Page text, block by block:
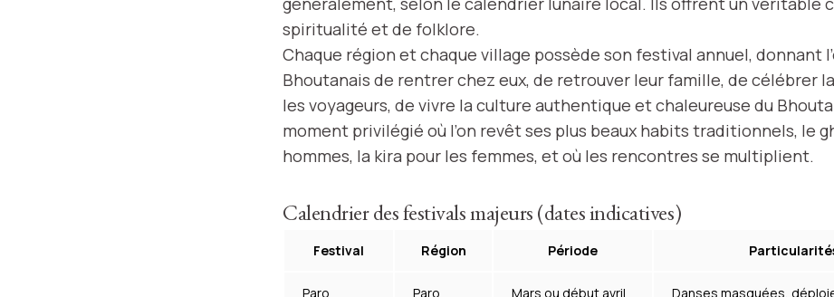
spiritualité et de folklore.
Chaque région et chaque village possède son festival annuel, donnant
Bhoutanais de rentrer chez eux, de retrouver leur famille, de célébrer
les voyageurs, de vivre la culture authentique et chaleureuse du
moment privilégié où l’on revêt ses plus beaux habits traditionnels, le
hommes, la kira pour les femmes, et où les rencontres se multiplient.
Calendrier des festivals majeurs (dates indicatives)
Festival Région Période
Paro
Paro
Mars ou début avril
Danses masquées,